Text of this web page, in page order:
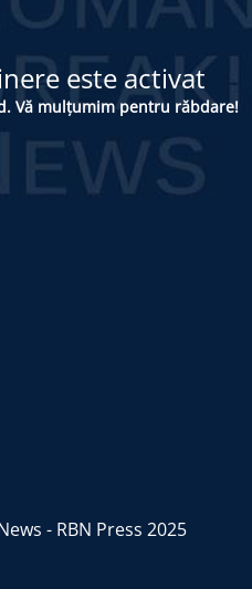
este activat
Vă mulțumim pentru răbdare!
- RBN Press 2025